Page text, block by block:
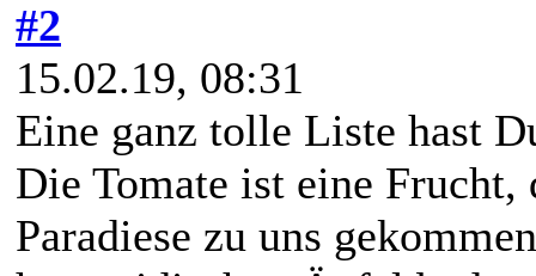
#2
15.02.19, 08:31
Eine ganz tolle Liste hast
Die Tomate ist eine
Paradiese zu uns